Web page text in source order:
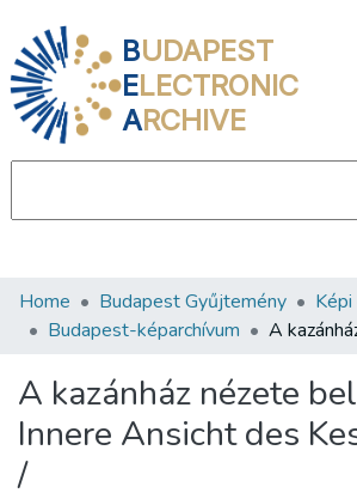
BUDAPEST
ELECTRONIC
ARCHIVE
Communities & Collections
Statistics
About us
Home Budapest Gyűjtemény
Budapest-képarchívum
A kazánház nézete
Innere Ansicht des
/